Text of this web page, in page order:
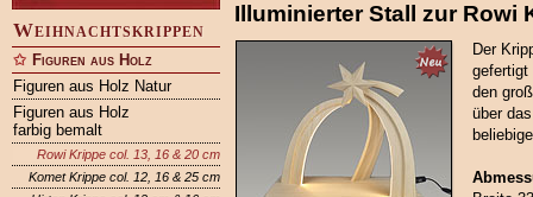
Weihnachtskrippen
Figuren aus Holz
Figuren aus Holz Natur
Figuren aus Holz
farbig bemalt
Rowi Krippe col. 13, 16 & 20 cm
Komet Krippe col. 12, 16 & 25 cm
Illuminierter Stall zur Rowi
Der
gefertigt
den
über